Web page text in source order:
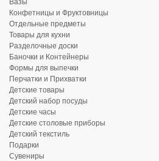
Конфетницы и Фруктовницы
Отдельные предметы
Товары для кухни
Разделочные доски
Баночки и Контейнеры
Формы для выпечки
Перчатки и Прихватки
Детские товары
Детский набор посуды
Детские часы
Детские столовые приборы
Детский текстиль
Подарки
Сувениры